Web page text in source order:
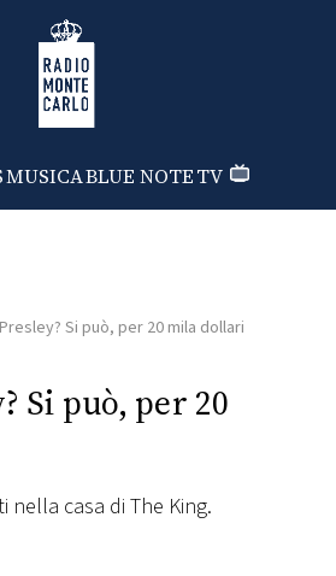
Radio Monte Carlo
MUSICABLUE NOTETV
Si può, per 20 mila dollari
Si può, per 20
casa di The King.